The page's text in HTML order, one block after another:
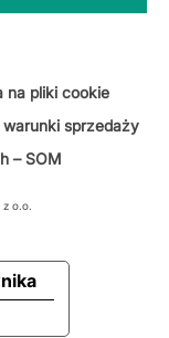
na pliki cookie
warunki sprzedaży
– SOM
o.o.